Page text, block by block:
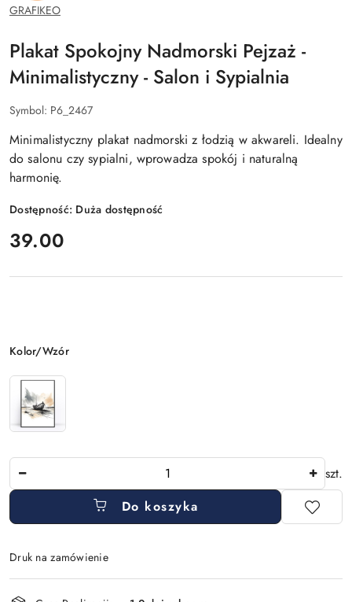
GRAFIKEO
Plakat Spokojny Nadmorski Pejzaż -
Minimalistyczny - Salon i Sypialnia
Symbol: P6_2467
Minimalistyczny plakat nadmorski z łodzią w akwareli. Idealny
do salonu czy sypialni, wprowadza spokój i naturalną
harmonię.
Dostępność: Duża dostępność
cena:
39.00
Wariant
Kolor/Wzór
szt.
Do koszyka
Druk na zamówienie
Dostępność